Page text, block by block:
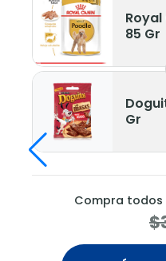
85 Gr
Gr
Compra